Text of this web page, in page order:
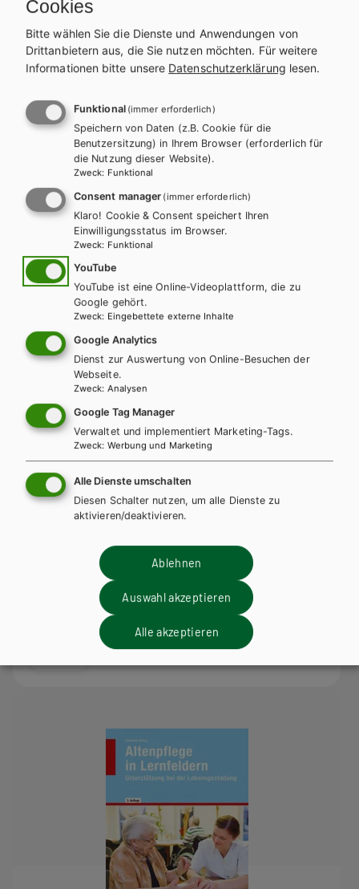
alten Menschen und um das, was professionelle Pflege
prozesshaftes, wissenschaftlich begründetes pflegerisches
Handeln zu erlernen.
1.4 enthält das Handwerkszeug zur Gesprächsführung und die
Grundlagen, um in Beratungs- und Anleitungssituationen
professionell zu handeln.
WEITERLESEN
ANZAHL
Teilen
Weitere Bände dieser
Schulbuchreihe
Altenpflege in Lernfeldern - Pflegepraxis und
medizinische Grundlagen mit CD
Cookies
Bitte wählen Sie die Dienste und Anwendungen von
Drittanbietern aus, die Sie nutzen möchten. Für weitere
Informationen bitte unsere Datenschutzerklärung lesen.
Funktional (immer erforderlich)
Speichern von Daten (z.B. Cookie für die
Benutzersitzung) in Ihrem Browser (erforderlich für
die Nutzung dieser Website).
Zweck: Funktional
Consent manager (immer erforderlich)
Klaro! Cookie & Consent speichert Ihren
Einwilligungsstatus im Browser.
Zweck: Funktional
YouTube
YouTube ist eine Online-Videoplattform, die zu
Google gehört.
Zweck: Eingebettete externe Inhalte
Google Analytics
Dienst zur Auswertung von Online-Besuchen der
Webseite.
Zweck: Analysen
Google Tag Manager
Verwaltet und implementiert Marketing-Tags.
Zweck: Werbung und Marketing
Alle Dienste umschalten
Diesen Schalter nutzen, um alle Dienste zu
aktivieren/deaktivieren.
Ablehnen
Auswahl akzeptieren
Alle akzeptieren